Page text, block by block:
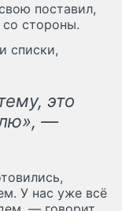
поставил,
стороны.
списки,
это
—
У нас уже всё